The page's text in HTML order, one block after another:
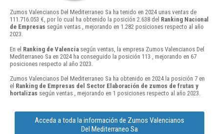
Zumos Valencianos Del Mediterraneo Sa ha tenido en 2024 unas ventas de
111.716.053 €, por lo cual ha obtenido la posición 2.638 del Ranking Nacional
de Empresas según ventas , mejorando en 1.282 posiciones respecto al año
2023.
En el Ranking de Valencia según ventas, la empresa Zumos Valencianos Del
Mediterraneo Sa en 2024 ha conseguido la posición 113 , mejorando en 67
posiciones respecto al año 2023.
Zumos Valencianos Del Mediterraneo Sa ha obtenido en 2024 la posición 7 en
el Ranking de Empresas del Sector Elaboración de zumos de frutas y
hortalizas según ventas , mejorando en 1 posiciones respecto al año 2023.
Acceda a toda la información de Zumos Valencianos
Del Mediterraneo Sa